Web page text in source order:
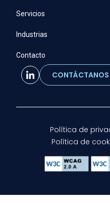
Servicios
Industrias
Contacto
CONTÁCTANOS
Política de
Política de